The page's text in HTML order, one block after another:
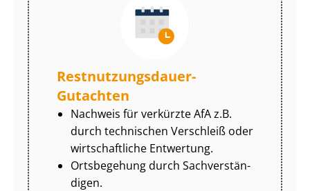
Rest­nut­zungs­dau­er-
Gutachten
Nachweis für verkürzte AfA z.B.
durch technischen Verschleiß oder
wirtschaftliche Entwertung.
Ortsbegehung durch Sach­ver­stän­
di­gen.